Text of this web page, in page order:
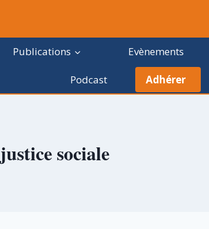
Publications Evènements
Podcast Adhérer
justice sociale